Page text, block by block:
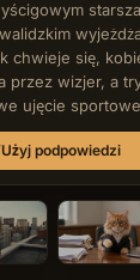
chwieje się,
przez wizjer, a
ujęcie
Użyj podpowiedzi